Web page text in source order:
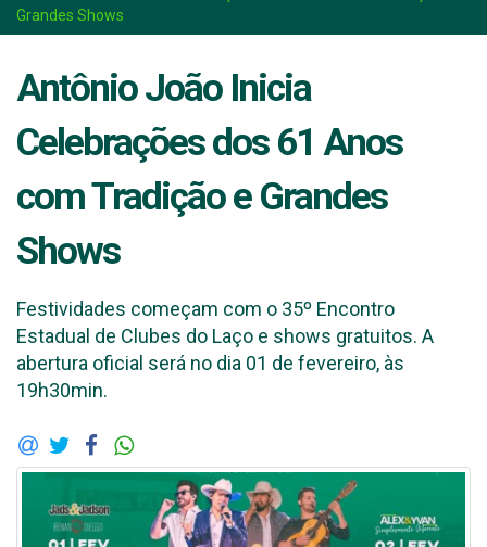
Grandes Shows
Antônio João Inicia
Celebrações dos 61 Anos
com Tradição e Grandes
Shows
Festividades começam com o 35º Encontro
Estadual de Clubes do Laço e shows gratuitos. A
abertura oficial será no dia 01 de fevereiro, às
19h30min.